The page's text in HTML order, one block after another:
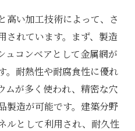
高い加工技術によって、さ
されています。まず、製造
ュコンベアとして金属網が
。耐熱性や耐腐食性に優れ
ムが多く使われ、精密な穴
製造が可能です。建築分野
ルとして利用され、耐久性